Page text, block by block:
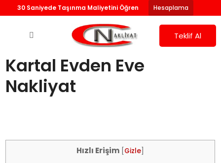
30 Saniyede Taşınma Maliyetini Öğren Hesaplama
Teklif Al
Kartal Evden Eve
Nakliyat
Hızlı Erişim Gizle